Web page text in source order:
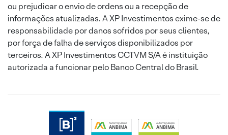
ou prejudicar o envio de ordens ou a recepção de
informações atualizadas. A XP Investimentos exime-se de
responsabilidade por danos sofridos por seus clientes,
por força de falha de serviços disponibilizados por
terceiros. A XP Investimentos CCTVM S/A é instituição
autorizada a funcionar pelo Banco Central do Brasil.